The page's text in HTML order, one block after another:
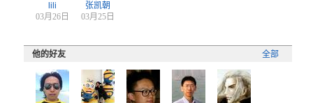
lili
03月26日
张凯朝
03月25日
全部
他的好友